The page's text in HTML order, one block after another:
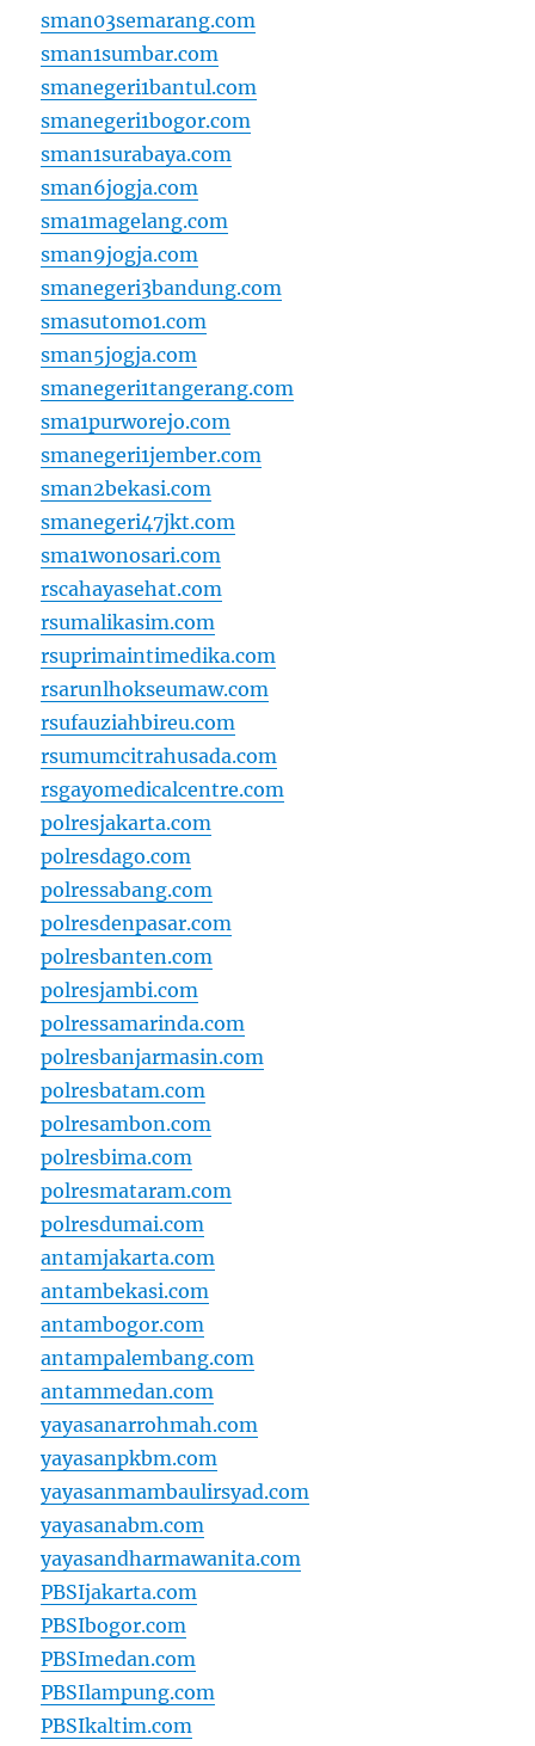
sman03semarang.com
sman1sumbar.com
smanegeri1bantul.com
smanegeri1bogor.com
sman1surabaya.com
sman6jogja.com
sma1magelang.com
sman9jogja.com
smanegeri3bandung.com
smasutomo1.com
sman5jogja.com
smanegeri1tangerang.com
sma1purworejo.com
smanegeri1jember.com
sman2bekasi.com
smanegeri47jkt.com
sma1wonosari.com
rscahayasehat.com
rsumalikasim.com
rsuprimaintimedika.com
rsarunlhokseumaw.com
rsufauziahbireu.com
rsumumcitrahusada.com
rsgayomedicalcentre.com
polresjakarta.com
polresdago.com
polressabang.com
polresdenpasar.com
polresbanten.com
polresjambi.com
polressamarinda.com
polresbanjarmasin.com
polresbatam.com
polresambon.com
polresbima.com
polresmataram.com
polresdumai.com
antamjakarta.com
antambekasi.com
antambogor.com
antampalembang.com
antammedan.com
yayasanarrohmah.com
yayasanpkbm.com
yayasanmambaulirsyad.com
yayasanabm.com
yayasandharmawanita.com
PBSIjakarta.com
PBSIbogor.com
PBSImedan.com
PBSIlampung.com
PBSIkaltim.com